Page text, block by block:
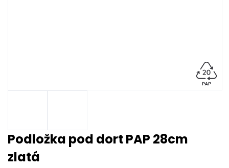
Podložka pod dort PAP 28cm
zlatá